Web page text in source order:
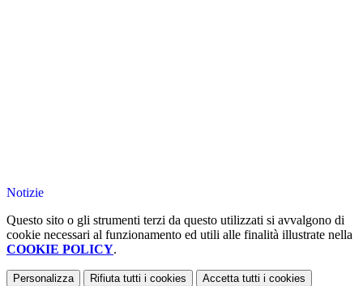
Notizie
Questo sito o gli strumenti terzi da questo utilizzati si avvalgono di
cookie necessari al funzionamento ed utili alle finalità illustrate nella
COOKIE POLICY.
Personalizza Rifiuta tutti i cookies Accetta tutti i cookies